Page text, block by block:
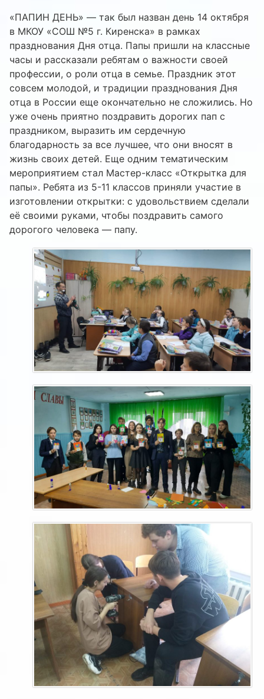
«ПАПИН ДЕНЬ» — так был назван день 14 октября
в МКОУ «СОШ №5 г. Киренска» в рамках
празднования Дня отца. Папы пришли на классные
часы и рассказали ребятам о важности своей
профессии, о роли отца в семье. Праздник этот
совсем молодой, и традиции празднования Дня
отца в России еще окончательно не сложились. Но
уже очень приятно поздравить дорогих пап с
праздником, выразить им сердечную
благодарность за все лучшее, что они вносят в
жизнь своих детей. Еще одним тематическим
мероприятием стал Мастер-класс «Открытка для
папы». Ребята из 5-11 классов приняли участие в
изготовлении открытки: с удовольствием сделали
её своими руками, чтобы поздравить самого
дорогого человека — папу.